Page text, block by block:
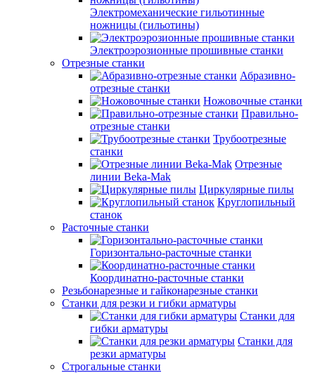
Электромеханические гильотинные
ножницы (гильотины)
Электроэрозионные прошивные станки
Отрезные станки
Абразивно-
отрезные станки
Ножовочные станки
Правильно-
отрезные станки
Трубоотрезные
станки
Отрезные
линии Beka-Mak
Циркулярные пилы
Круглопильный
станок
Расточные станки
Горизонтально-расточные станки
Координатно-расточные станки
Резьбонарезные и гайконарезные станки
Станки для резки и гибки арматуры
Станки для
гибки арматуры
Станки для
резки арматуры
Строгальные станки